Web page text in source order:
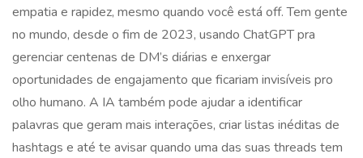
empatia e rapidez, mesmo quando você está off. Tem gente
no mundo, desde o fim de 2023, usando ChatGPT pra
gerenciar centenas de DM’s diárias e enxergar
oportunidades de engajamento que ficariam invisíveis pro
olho humano. A IA também pode ajudar a identificar
palavras que geram mais interações, criar listas inéditas de
hashtags e até te avisar quando uma das suas threads tem